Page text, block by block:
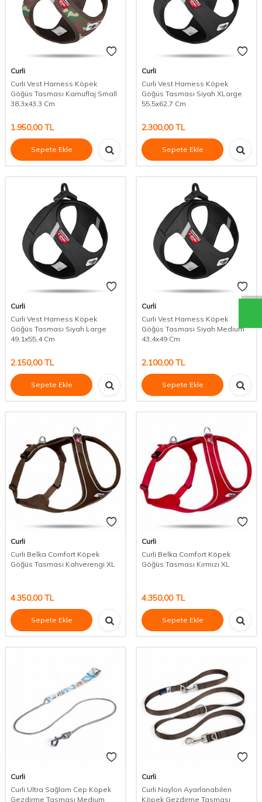
Curli
Curli Vest Harness Köpek
Göğüs Tasması Kamuflaj Small
38,3x43,3 Cm
1.950,00TL
Sepete Ekle
Curli
Curli Vest Harness Köpek
Göğüs Tasması Siyah XLarge
55,5x62,7 Cm
2.300,00TL
Sepete Ekle
Curli
Curli Vest Harness Köpek
Göğüs Tasması Siyah Large
49,1x55,4 Cm
2.150,00TL
Sepete Ekle
Curli
Curli Vest Harness Köpek
Göğüs Tasması Siyah Medium
43,4x49 Cm
2.100,00TL
Sepete Ekle
Curli
Curli Belka Comfort Köpek
Göğüs Tasması Kahverengi XL
4.350,00TL
Sepete Ekle
Curli
Curli Belka Comfort Köpek
Göğüs Tasması Kırmızı XL
4.350,00TL
Sepete Ekle
Curli
Curli Ultra Sağlam Cep Köpek
Gezdirme Tasması Medium
Curli
Curli Naylon Ayarlanabilen
Köpek Gezdirme Tasması